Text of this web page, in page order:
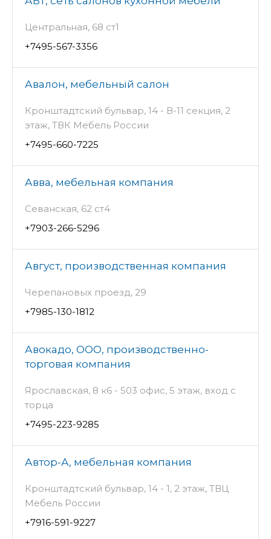
Центральная, 68 ст1
+7495-567-3356
Авалон, мебельный салон
Кронштадтский бульвар, 14 - В-11 секция, 2
этаж, ТВК Мебель России
+7495-660-7225
Авва, мебельная компания
Севанская, 62 ст4
+7903-266-5296
Август, производственная компания
Черепановых проезд, 29
+7985-130-1812
Авокадо, ООО, производственно-
торговая компания
Ярославская, 8 к6 - 503 офис, 5 этаж, вход с
торца
+7495-223-9285
Автор-А, мебельная компания
Кронштадтский бульвар, 14 - 1, 2 этаж, ТВЦ
Мебель России
+7916-591-9227